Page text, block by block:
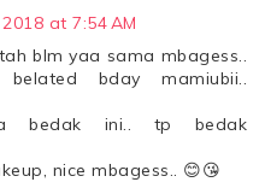
at 7:54 AM
blm yaa sama mbagess..
bday mamiubii..
bedak ini.. tp bedak
nice mbagess.. 😊😘